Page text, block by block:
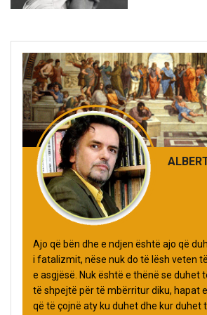
Ajo që bën dhe e ndjen është ajo që
i fatalizmit, nëse nuk do të lësh veten
e asgjësë. Nuk është e thënë se duhet
të shpejtë për të mbërritur diku, hapat
që të çojnë aty ku duhet dhe kur duhet